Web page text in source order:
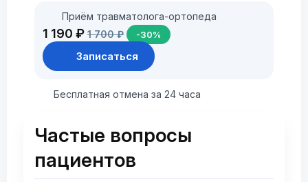
Приём травматолога-ортопеда
1 190 ₽ 1 700 ₽ -30%
Записаться
Бесплатная отмена за 24 часа
Частые вопросы
пациентов